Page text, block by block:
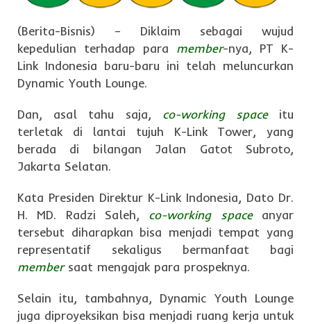
(Berita-Bisnis) – Diklaim sebagai wujud
kepedulian terhadap para member-nya, PT K-
Link Indonesia baru-baru ini telah meluncurkan
Dynamic Youth Lounge.
Dan, asal tahu saja, co-working spaceitu
terletak di lantai tujuh K-Link Tower, yang
berada di bilangan Jalan Gatot Subroto,
Jakarta Selatan.
Kata Presiden Direktur K-Link Indonesia, Dato Dr.
H. MD. Radzi Saleh, co-working spaceanyar
tersebut diharapkan bisa menjadi tempat yang
representatif sekaligus bermanfaat bagi
membersaat mengajak para prospeknya.
Selain itu, tambahnya, Dynamic Youth Lounge
juga diproyeksikan bisa menjadi ruang kerja untuk